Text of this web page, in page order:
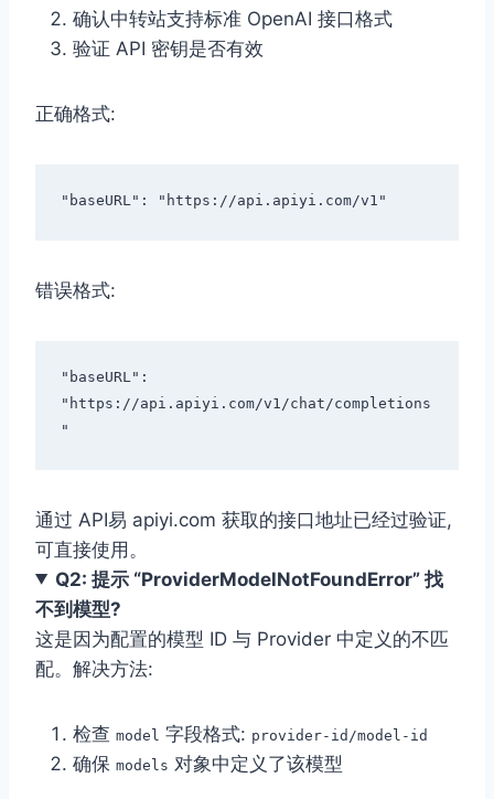
确认中转站支持标准 OpenAI 接口格式
验证 API 密钥是否有效
正确格式:
错误格式:
"baseURL":
"https://api.apiyi.com/v1/chat/completions
通过 API易 apiyi.com 获取的接口地址已经过验证,
可直接使用。
Q2: 提示 “ProviderModelNotFoundError” 找
不到模型?
这是因为配置的模型 ID 与 Provider 中定义的不匹
配。解决方法:
检查 model 字段格式: provider-id/model-id
确保 models 对象中定义了该模型